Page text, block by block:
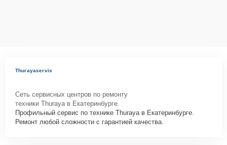
Thurayaservis
Сеть сервисных центров по ремонту
техники Thuraya в Екатеринбурге.
Профильный сервис по технике Thuraya в Екатеринбурге.
Ремонт любой сложности с гарантией качества.